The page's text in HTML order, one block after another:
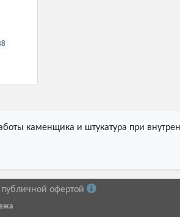
каменщика и штукатура при
офертой